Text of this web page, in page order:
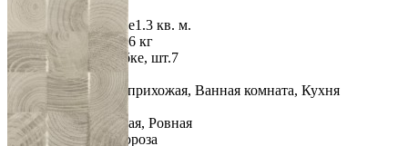
75 см
Площадь в упаковке1.3 кв. м.
Вес 1 упаковки21.06 кг
Количество в коробке, шт.7
Свойства
НазначениеХолл и прихожая, Ванная комната, Кухня
МатериалКерамика
ПоверхностьМатовая, Ровная
Технология Монопороза